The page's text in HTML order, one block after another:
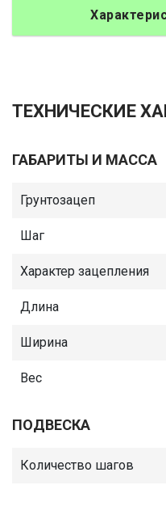
ТЕХНИЧЕСКИЕ
ГАБАРИТЫ И МАССА
Грунтозацеп
Шаг
Характер зацепления
Длина
Ширина
Вес
ПОДВЕСКА
Количество шагов